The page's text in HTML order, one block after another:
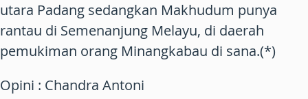
utara Padang sedangkan Makhudum punya
rantau di Semenanjung Melayu, di daerah
pemukiman orang Minangkabau di sana.(*)
Opini : Chandra Antoni